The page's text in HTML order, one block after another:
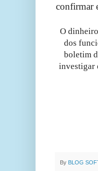
confirmar
O
dos
boletim
investigar
By BLOG